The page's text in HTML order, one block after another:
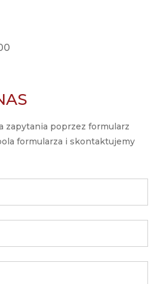
zapytania poprzez formularz
formularza i skontaktujemy